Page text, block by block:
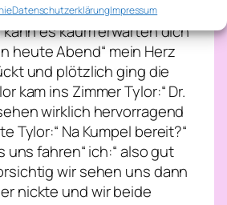
DatenschutzerklärungImpressum
total“ er lächelte mich
kann es kaum erwarten dich
heute Abend“ mein Herz
und plötzlich ging die
kam ins Zimmer Tylor:“ Dr.
wirklich hervorragend
Tylor:“ Na Kumpel bereit?“
uns fahren“ ich:“ also gut
wir sehen uns dann
nickte und wir beide